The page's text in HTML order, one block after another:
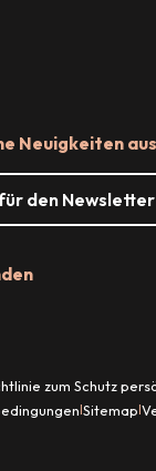
Neuigkeiten
den
zum Schutz
|Sitemap|